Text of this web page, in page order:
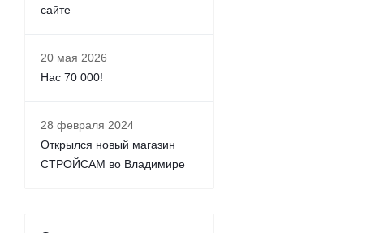
сайте
20 мая 2026
Нас 70 000!
28 февраля 2024
Открылся новый магазин
СТРОЙСАМ во Владимире